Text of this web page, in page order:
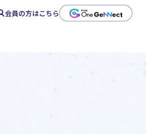
会員の方はこちら